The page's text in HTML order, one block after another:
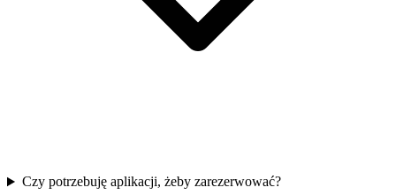
Czy potrzebuję aplikacji, żeby zarezerwować?